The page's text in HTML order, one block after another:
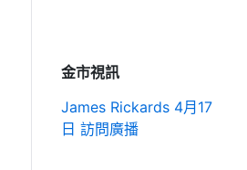
金市視訊
James Rickards 4月17
日 訪問廣播